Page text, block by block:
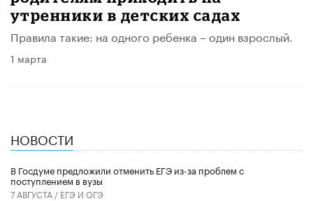
утренники в детских садах
Правила такие: на одного ребенка – один взрослый.
1 марта
НОВОСТИ
В Госдуме предложили отменить ЕГЭ из-за проблем с
поступлением в вузы
7 АВГУСТА / ЕГЭ И ОГЭ